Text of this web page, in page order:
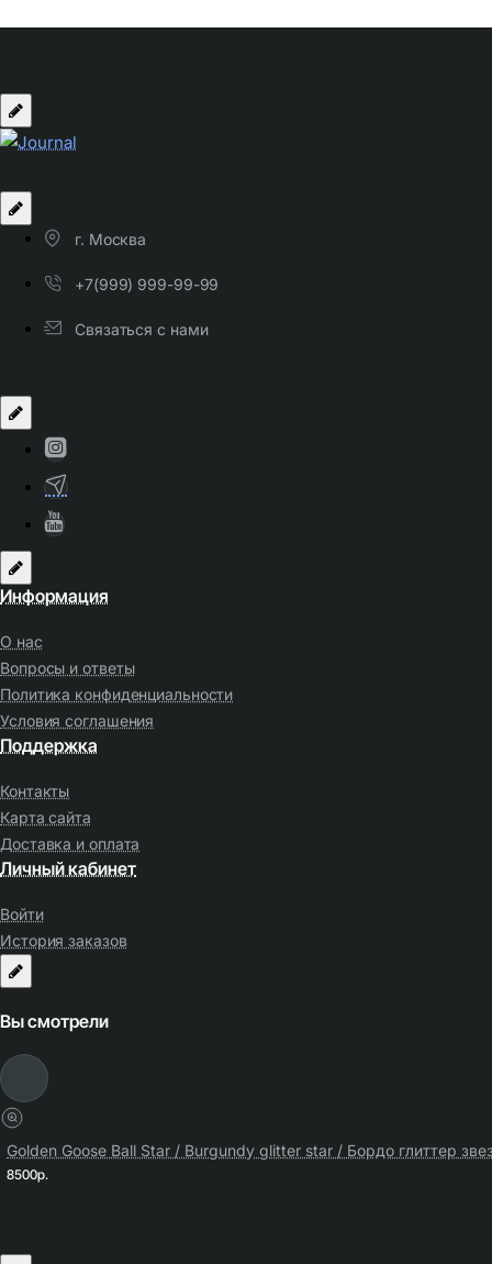
г. Москва
+7(999) 999-99-99
Связаться с нами
Информация
О нас
Вопросы и ответы
Политика конфиденциальности
Условия соглашения
Поддержка
Контакты
Карта сайта
Доставка и оплата
Личный кабинет
Войти
История заказов
Вы смотрели
Golden Goose Ball Star / Burgundy glitter star / Бордо глиттер
8500р.